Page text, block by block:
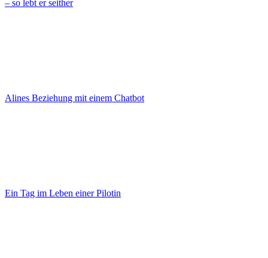
– so lebt er seither
Alines Beziehung mit einem Chatbot
Ein Tag im Leben einer Pilotin